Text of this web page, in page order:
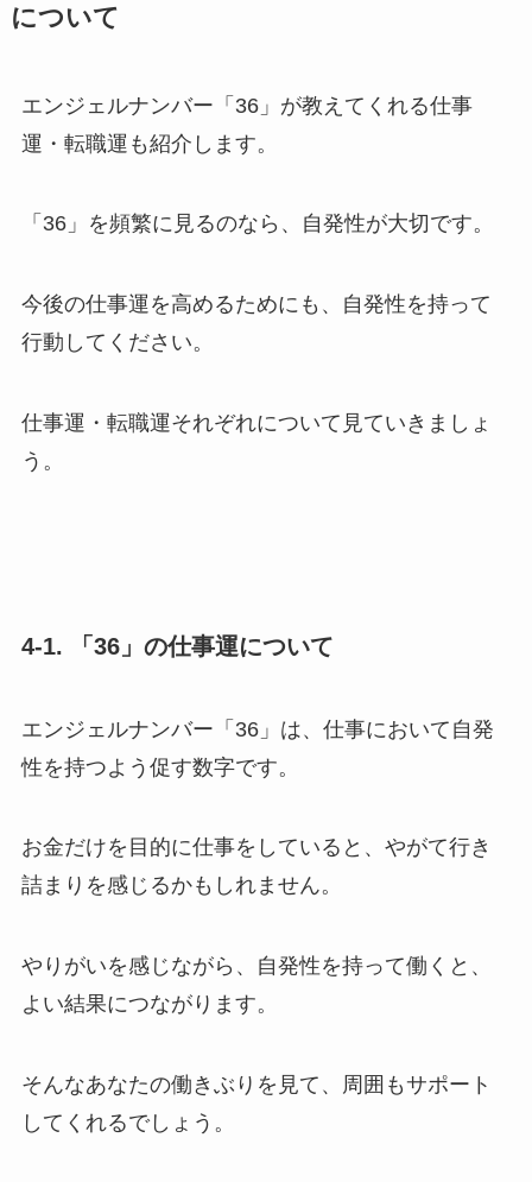
について
エンジェルナンバー「36」が教えてくれる仕事
運・転職運も紹介します。
「36」を頻繁に見るのなら、自発性が大切です。
今後の仕事運を高めるためにも、自発性を持って
行動してください。
仕事運・転職運それぞれについて見ていきましょ
う。
4-1. 「36」の仕事運について
エンジェルナンバー「36」は、仕事において自発
性を持つよう促す数字です。
お金だけを目的に仕事をしていると、やがて行き
詰まりを感じるかもしれません。
やりがいを感じながら、自発性を持って働くと、
よい結果につながります。
そんなあなたの働きぶりを見て、周囲もサポート
してくれるでしょう。